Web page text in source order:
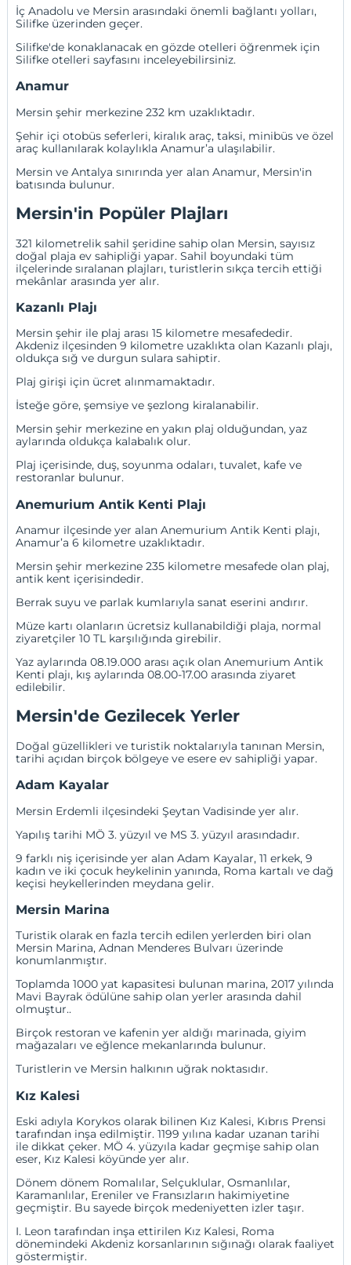
İç Anadolu ve Mersin arasındaki önemli bağlantı yolları,
Silifke üzerinden geçer.
Silifke'de konaklanacak en gözde otelleri öğrenmek için
Silifke otelleri sayfasını inceleyebilirsiniz.
Anamur
Mersin şehir merkezine 232 km uzaklıktadır.
Şehir içi otobüs seferleri, kiralık araç, taksi, minibüs ve özel
araç kullanılarak kolaylıkla Anamur’a ulaşılabilir.
Mersin veAntalya sınırında yer alanAnamur, Mersin'in
batısında bulunur.
Mersin'in Popüler Plajları
321 kilometrelik sahil şeridine sahip olan Mersin, sayısız
doğal plaja ev sahipliği yapar. Sahil boyundaki tüm
ilçelerinde sıralanan plajları, turistlerin sıkça tercih ettiği
mekânlar arasında yer alır.
Kazanlı Plajı
Mersin şehir ile plaj arası 15 kilometre mesafededir.
Akdeniz ilçesinden 9 kilometre uzaklıkta olan Kazanlı plajı,
oldukça sığ ve durgun sulara sahiptir.
Plaj girişi için ücret alınmamaktadır.
İsteğe göre, şemsiye ve şezlong kiralanabilir.
Mersin şehir merkezine en yakın plaj olduğundan, yaz
aylarında oldukça kalabalık olur.
Plaj içerisinde, duş, soyunma odaları, tuvalet, kafe ve
restoranlar bulunur.
Anemurium Antik Kenti Plajı
Anamur ilçesinde yer alan Anemurium Antik Kenti plajı,
Anamur’a 6 kilometre uzaklıktadır.
Mersin şehir merkezine 235 kilometre mesafede olan plaj,
antik kent içerisindedir.
Berrak suyu ve parlak kumlarıyla sanat eserini andırır.
Müze kartı olanların ücretsiz kullanabildiği plaja, normal
ziyaretçiler 10 TL karşılığında girebilir.
Yaz aylarında 08.19.000 arası açık olan Anemurium Antik
Kenti plajı, kış aylarında 08.00-17.00 arasında ziyaret
edilebilir.
Mersin'de Gezilecek Yerler
Doğal güzellikleri ve turistik noktalarıyla tanınan Mersin,
tarihi açıdan birçok bölgeye ve esere ev sahipliği yapar.
Adam Kayalar
Mersin Erdemli ilçesindeki Şeytan Vadisinde yer alır.
Yapılış tarihi MÖ 3. yüzyıl ve MS 3. yüzyıl arasındadır.
9 farklı niş içerisinde yer alan Adam Kayalar, 11 erkek, 9
kadın ve iki çocuk heykelinin yanında, Roma kartalı ve dağ
keçisi heykellerinden meydana gelir.
Mersin Marina
Turistik olarak en fazla tercih edilen yerlerden biri olan
Mersin Marina, Adnan Menderes Bulvarı üzerinde
konumlanmıştır.
Toplamda 1000 yat kapasitesi bulunan marina, 2017 yılında
Mavi Bayrak ödülüne sahip olan yerler arasında dahil
olmuştur..
Birçok restoran ve kafenin yer aldığı marinada, giyim
mağazaları ve eğlence mekanlarında bulunur.
Turistlerin ve Mersin halkının uğrak noktasıdır.
Kız Kalesi
Eski adıyla Korykos olarak bilinen Kız Kalesi, Kıbrıs Prensi
tarafından inşa edilmiştir. 1199 yılına kadar uzanan tarihi
ile dikkat çeker. MÖ 4. yüzyıla kadar geçmişe sahip olan
eser, Kız Kalesi köyünde yer alır.
Dönem dönem Romalılar, Selçuklular, Osmanlılar,
Karamanlılar, Ereniler ve Fransızların hakimiyetine
geçmiştir. Bu sayede birçok medeniyetten izler taşır.
I. Leon tarafından inşa ettirilen Kız Kalesi, Roma
dönemindeki Akdeniz korsanlarının sığınağı olarak faaliyet
göstermiştir.